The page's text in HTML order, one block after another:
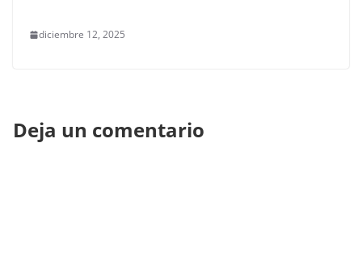
diciembre 12, 2025
Deja un comentario